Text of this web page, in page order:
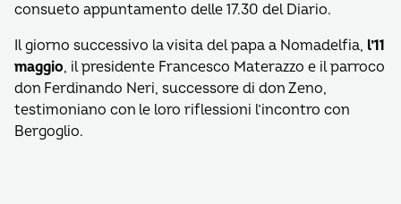
consueto appuntamento delle 17.30 del Diario.
Il giorno successivo la visita del papa a Nomadelfia, l’11
maggio, il presidente Francesco Materazzo e il parroco
don Ferdinando Neri, successore di don Zeno,
testimoniano con le loro riflessioni l’incontro con
Bergoglio.